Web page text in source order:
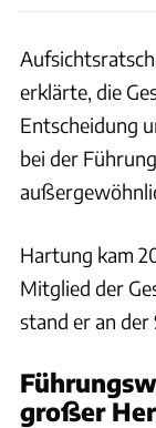
erklärte, die
Entscheidung
bei der
Hartung kam
Mitglied der
stand er an der
großer